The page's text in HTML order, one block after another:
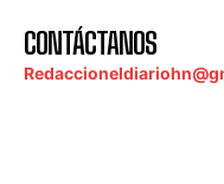
CONTÁCTANOS